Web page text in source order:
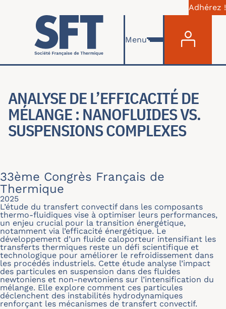
Aller au contenu principal
Adhérez !
Menu
ANALYSE DE L’EFFICACITÉ DE
MÉLANGE : NANOFLUIDES VS.
SUSPENSIONS COMPLEXES
33ème Congrès Français de
Thermique
2025
L’étude du transfert convectif dans les composants
thermo-fluidiques vise à optimiser leurs performances,
un enjeu crucial pour la transition énergétique,
notamment via l’efficacité énergétique. Le
développement d’un fluide caloporteur intensifiant les
transferts thermiques reste un défi scientifique et
technologique pour améliorer le refroidissement dans
les procédés industriels. Cette étude analyse l’impact
des particules en suspension dans des fluides
newtoniens et non-newtoniens sur l’intensification du
mélange. Elle explore comment ces particules
déclenchent des instabilités hydrodynamiques
renforçant les mécanismes de transfert convectif.